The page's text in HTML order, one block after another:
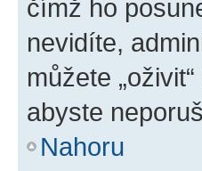
čímž ho
nevidíte,
můžete
abyste
Nahoru